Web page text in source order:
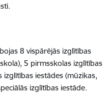
8 vispārējās izglītības
5 pirmsskolas izglītības
iestādes (mūzikas,
izglītības iestāde.